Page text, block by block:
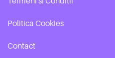
Politica Cookies
Contact